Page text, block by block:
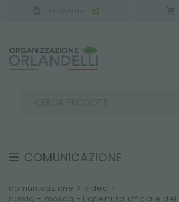
0
COMUNICAZIONE
TESTIMONIAL
comunicazione > video >
russia – mosca - l'apertura ufficiale